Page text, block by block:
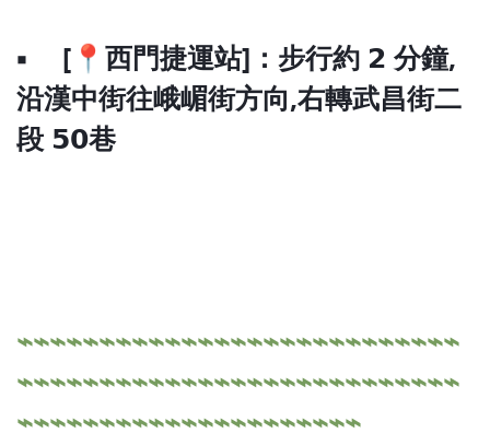
▪ [📍西門捷運站]：步行約 𝟮 分鐘‚
沿漢中街往峨嵋街方向‚右轉武昌街二
段 𝟱𝟬巷
⌁⌁⌁⌁⌁⌁⌁⌁⌁⌁⌁⌁⌁⌁⌁⌁⌁⌁⌁⌁⌁⌁⌁⌁⌁⌁⌁
⌁⌁⌁⌁⌁⌁⌁⌁⌁⌁⌁⌁⌁⌁⌁⌁⌁⌁⌁⌁⌁⌁⌁⌁⌁⌁⌁
⌁⌁⌁⌁⌁⌁⌁⌁⌁⌁⌁⌁⌁⌁⌁⌁⌁⌁⌁⌁⌁